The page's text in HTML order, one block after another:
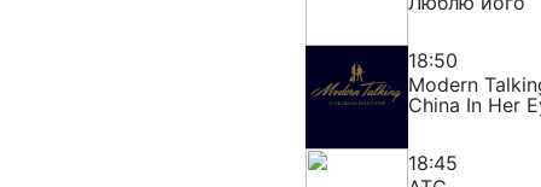
18:50
Modern
China In Her
18:45